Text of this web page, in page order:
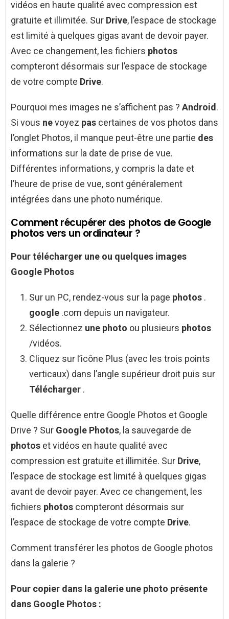
vidéos en haute qualité avec compression est
gratuite et illimitée. Sur Drive, l’espace de stockage
est limité à quelques gigas avant de devoir payer.
Avec ce changement, les fichiers photos
compteront désormais sur l’espace de stockage
de votre compte Drive.
Pourquoi mes images ne s’affichent pas ? Android.
Si vous nevoyez pas certaines de vos photos dans
l’onglet Photos, il manque peut-être une partie des
informations sur la date de prise de vue.
Différentes informations, y compris la date et
l’heure de prise de vue, sont généralement
intégrées dans une photo numérique.
Comment récupérer des photos de Google
photos vers un ordinateur ?
Pourtélécharger une ou quelques images
Google Photos
Sur un PC, rendez-vous sur la page photos .
google .com depuis un navigateur.
Sélectionnez une photo ou plusieurs photos
/vidéos.
Cliquez sur l’icône Plus (avec les trois points
verticaux) dans l’angle supérieur droit puis sur
Télécharger .
Quelle différence entre Google Photos et Google
Drive ? Sur Google Photos, la sauvegarde de
photos et vidéos en haute qualité avec
compression est gratuite et illimitée. Sur Drive,
l’espace de stockage est limité à quelques gigas
avant de devoir payer. Avec ce changement, les
fichiers photos compteront désormais sur
l’espace de stockage de votre compte Drive.
Comment transférer les photos de Google photos
dans la galerie ?
Pour copier dans la galerie une photo présente
dans Google Photos :